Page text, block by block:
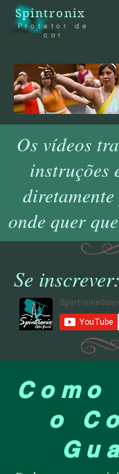
Spintronix
Protetor de
cor
Os vídeos
instruções
diretamente
onde quer
Se inscrever:
o